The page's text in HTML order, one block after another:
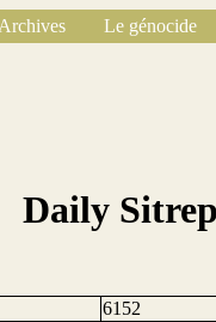
Archives Le génocide
Daily
6152